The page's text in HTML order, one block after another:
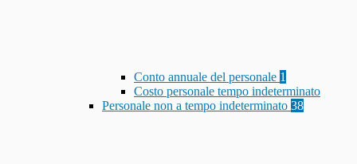
Conto annuale del personale 1
Costo personale tempo indeterminato
Personale non a tempo indeterminato 38